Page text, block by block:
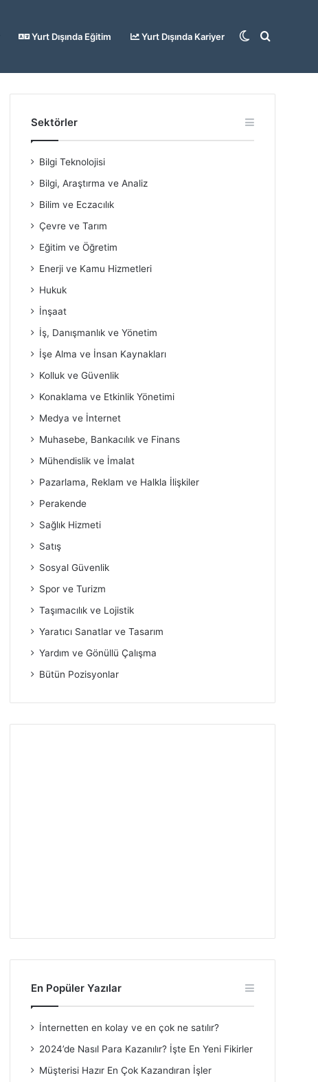
Yurt Dışında Eğitim Yurt Dışında Kariyer Arama
Dış
Sektörler
Bilgi Teknolojisi
Bilgi, Araştırma ve Analiz
Bilim ve Eczacılık
Çevre ve Tarım
Eğitim ve Öğretim
Enerji ve Kamu Hizmetleri
Hukuk
İnşaat
İş, Danışmanlık ve Yönetim
İşe Alma ve İnsan Kaynakları
Kolluk ve Güvenlik
Konaklama ve Etkinlik Yönetimi
Medya ve İnternet
Muhasebe, Bankacılık ve Finans
Mühendislik ve İmalat
Pazarlama, Reklam ve Halkla İlişkiler
Perakende
Sağlık Hizmeti
Satış
Sosyal Güvenlik
Spor ve Turizm
Taşımacılık ve Lojistik
Yaratıcı Sanatlar ve Tasarım
Yardım ve Gönüllü Çalışma
Bütün Pozisyonlar
En Popüler Yazılar
İnternetten en kolay ve en çok ne satılır?
2024’de Nasıl Para Kazanılır? İşte En Yeni Fikirler
Müşterisi Hazır En Çok Kazandıran İşler